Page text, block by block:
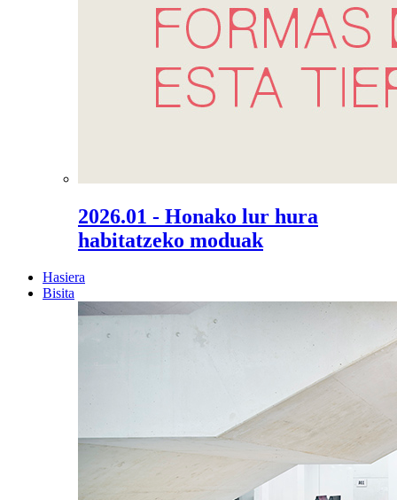
2026.01 - Honako lur hura
habitatzeko moduak
Hasiera
Bisita